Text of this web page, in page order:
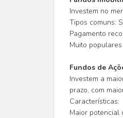
Investem no
Tipos comuns:
Pagamento
Muito
Fundos de
Investem a
prazo, com
Características:
Maior potencial